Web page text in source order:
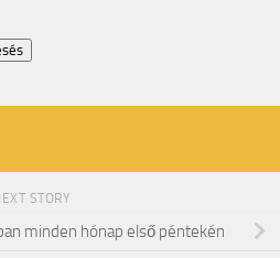
STORY
minden hónap első péntekén